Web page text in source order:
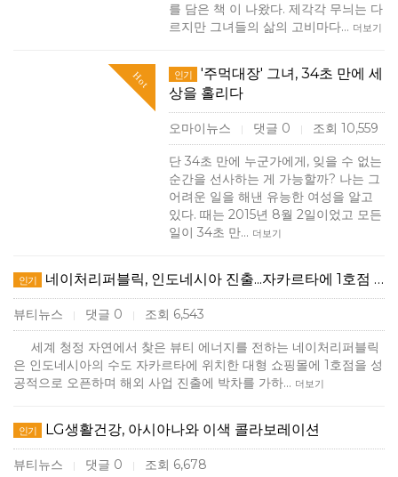
를 담은 책 이 나왔다. 제각각 무늬는 다
르지만 그녀들의 삶의 고비마다… 더보기
Hot 인기
'주먹대장' 그녀, 34초 만에 세
상을 홀리다
오마이뉴스 | 댓글 0 | 조회 10,559
단 34초 만에 누군가에게, 잊을 수 없는
순간을 선사하는 게 가능할까? 나는 그
어려운 일을 해낸 유능한 여성을 알고
있다. 때는 2015년 8월 2일이었고 모든
일이 34초 만… 더보기
인기 네이처리퍼블릭, 인도네시아 진출...자카르타에 1호점 …
뷰티뉴스 | 댓글 0 | 조회 6,543
세계 청정 자연에서 찾은 뷰티 에너지를 전하는 네이처리퍼블릭
은 인도네시아의 수도 자카르타에 위치한 대형 쇼핑몰에 1호점을 성
공적으로 오픈하며 해외 사업 진출에 박차를 가하… 더보기
인기 LG생활건강, 아시아나와 이색 콜라보레이션
뷰티뉴스 | 댓글 0 | 조회 6,678